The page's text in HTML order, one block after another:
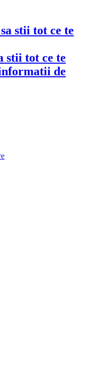
stii tot ce te
de